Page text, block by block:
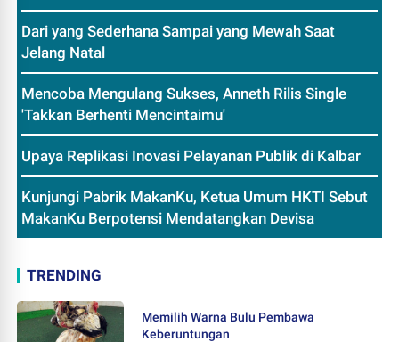
Dari yang Sederhana Sampai yang Mewah Saat
Jelang Natal
Mencoba Mengulang Sukses, Anneth Rilis Single
'Takkan Berhenti Mencintaimu'
Upaya Replikasi Inovasi Pelayanan Publik di Kalbar
Kunjungi Pabrik MakanKu, Ketua Umum HKTI Sebut
MakanKu Berpotensi Mendatangkan Devisa
TRENDING
Memilih Warna Bulu Pembawa
Keberuntungan